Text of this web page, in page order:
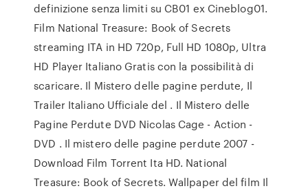
definizione senza limiti su CB01 ex Cineblog01.
Film National Treasure: Book of Secrets
streaming ITA in HD 720p, Full HD 1080p, Ultra
HD Player Italiano Gratis con la possibilità di
scaricare. Il Mistero delle pagine perdute, Il
Trailer Italiano Ufficiale del . Il Mistero delle
Pagine Perdute DVD Nicolas Cage - Action -
DVD . Il mistero delle pagine perdute 2007 -
Download Film Torrent Ita HD. National
Treasure: Book of Secrets. Wallpaper del film Il